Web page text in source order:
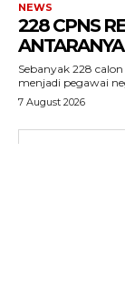
NEWS
228 CPNS
Sebanyak 228
menjadi pegawai
7 August 2026